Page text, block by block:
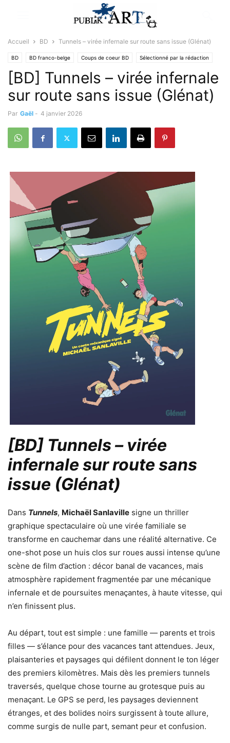
Accueil BD Tunnels – virée infernale sur route sans issue (Glénat)
BD BD franco-belge Coups de coeur BD Sélectionné par la rédaction
[BD] Tunnels – virée infernale
sur route sans issue (Glénat)
Par Gaël - 4 janvier 2026
[BD] Tunnels – virée
infernale sur route sans
issue (Glénat)
Dans Tunnels, Michaël Sanlaville signe un thriller
graphique spectaculaire où une virée familiale se
transforme en cauchemar dans une réalité alternative. Ce
one-shot pose un huis clos sur roues aussi intense qu’une
scène de film d’action : décor banal de vacances, mais
atmosphère rapidement fragmentée par une mécanique
infernale et de poursuites menaçantes, à haute vitesse, qui
n’en finissent plus.
Au départ, tout est simple : une famille — parents et trois
filles — s’élance pour des vacances tant attendues. Jeux,
plaisanteries et paysages qui défilent donnent le ton léger
des premiers kilomètres. Mais dès les premiers tunnels
traversés, quelque chose tourne au grotesque puis au
menaçant. Le GPS se perd, les paysages deviennent
étranges, et des bolides noirs surgissent à toute allure,
comme surgis de nulle part, semant peur et confusion.